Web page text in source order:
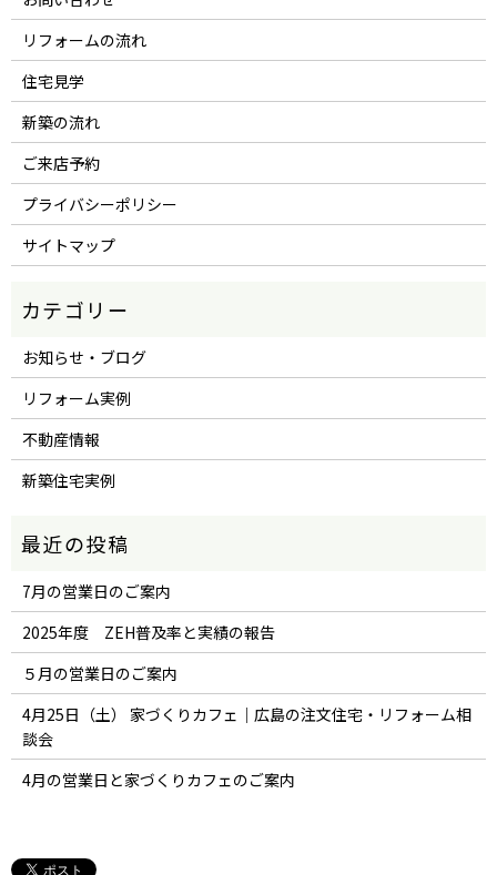
リフォームの流れ
住宅見学
新築の流れ
ご来店予約
プライバシーポリシー
サイトマップ
お知らせ・ブログ
リフォーム実例
不動産情報
新築住宅実例
7月の営業日のご案内
2025年度 ZEH普及率と実績の報告
５月の営業日のご案内
4月25日（土） 家づくりカフェ｜広島の注文住宅・リフォーム相
談会
4月の営業日と家づくりカフェのご案内